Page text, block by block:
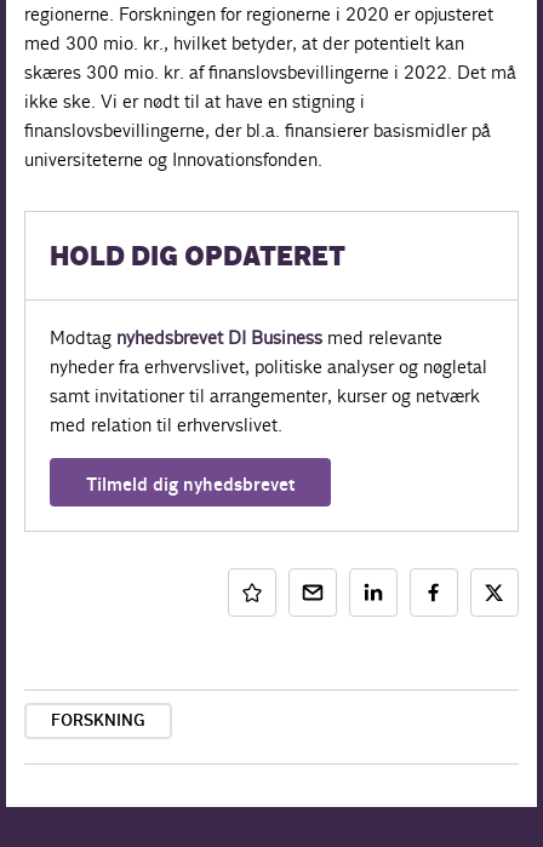
regionerne. Forskningen for regionerne i 2020 er opjusteret
med 300 mio. kr., hvilket betyder, at der potentielt kan
skæres 300 mio. kr. af finanslovsbevillingerne i 2022. Det må
ikke ske. Vi er nødt til at have en stigning i
finanslovsbevillingerne, der bl.a. finansierer basismidler på
universiteterne og Innovationsfonden.
HOLD DIG OPDATERET
Modtag nyhedsbrevet DI Business med relevante
nyheder fra erhvervslivet, politiske analyser og nøgletal
samt invitationer til arrangementer, kurser og netværk
med relation til erhvervslivet.
Tilmeld dig nyhedsbrevet
FORSKNING